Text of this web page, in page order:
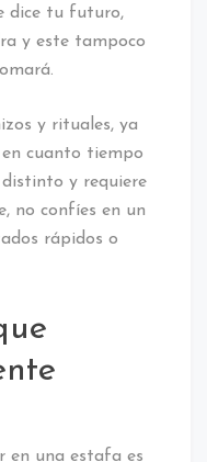
dice tu futuro,
y este tampoco
y rituales, ya
cuanto tiempo
y requiere
no confíes en un
rápidos o
en una estafa es